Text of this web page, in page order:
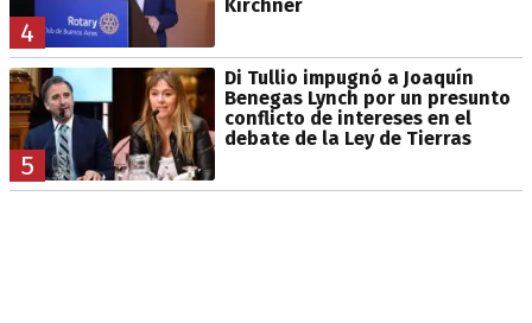
4
Kirchner
5
Di Tullio impugnó a Joaquín
Benegas Lynch por un presunto
conflicto de intereses en el
debate de la Ley de Tierras